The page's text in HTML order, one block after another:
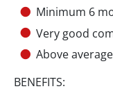
Minimum 6
Very good
Above
BENEFITS: